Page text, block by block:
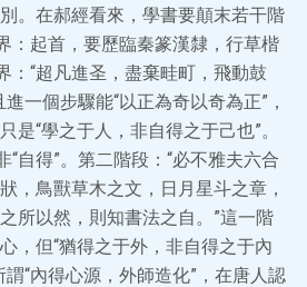
。在郝經看來，學書要顛末若干階
：起首，要歷臨秦篆漢隸，行草楷
：“超凡進圣，盡棄畦町，飛動鼓
一個步驟能“以正為奇以奇為正”，
是“學之于人，非自得之于己也”。
“自得”。第二階段：“必不雅夫六合
，鳥獸草木之文，日月星斗之章，
所以然，則知書法之自。”這一階
，但“猶得之于外，非自得之于內
“內得心源，外師造化”，在唐人認